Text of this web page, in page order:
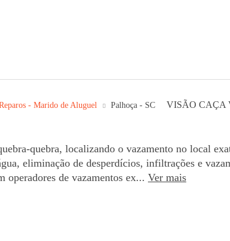
- Marido de Aluguel Palhoça - SC VISÃO CAÇA
quebra, localizando o vazamento no local
eliminação de desperdícios, infiltrações e
operadores de vazamentos ex... Ver mais